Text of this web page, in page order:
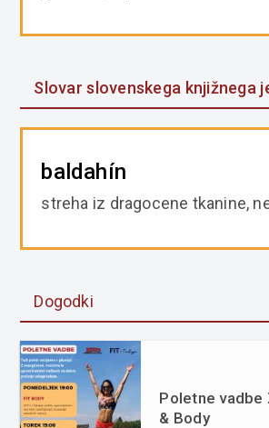
Slovar slovenskega knjižnega
baldahín
streha iz dragocene tkanine,
Dogodki
Poletne vadbe
& Body